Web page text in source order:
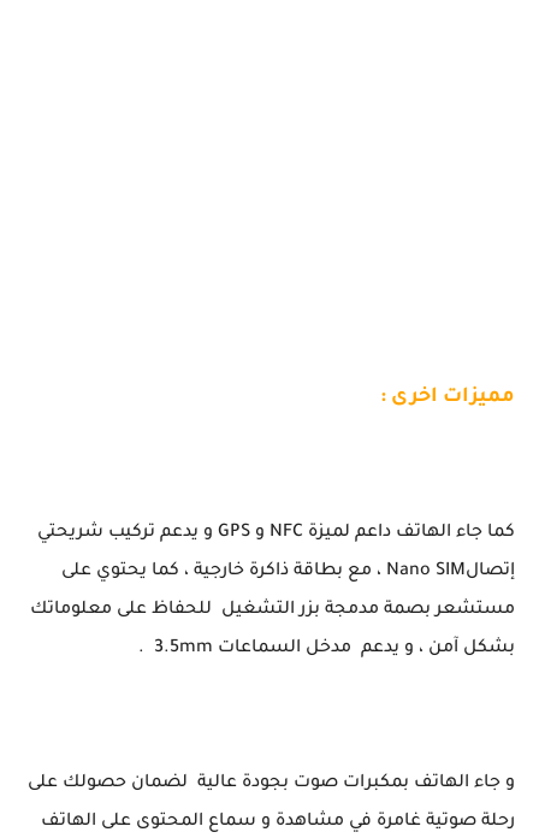
مميزات اخرى :
كما جاء الهاتف داعم لميزة NFC و GPS و يدعم تركيب شريحتي
إتصالNano SIM ، مع بطاقة ذاكرة خارجية ، كما يحتوي على
مستشعر بصمة مدمجة بزر التشغيل للحفاظ على معلوماتك
بشكل آمن ، و يدعم مدخل السماعات 3.5mm .
و جاء الهاتف بمكبرات صوت بجودة عالية لضمان حصولك على
رحلة صوتية غامرة في مشاهدة و سماع المحتوى على الهاتف